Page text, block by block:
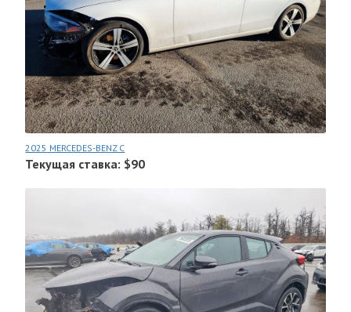
2025 MERCEDES-BENZ C
Текущая ставка: $90